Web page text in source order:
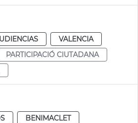
VALENCIA
PARTICIPACIÓ CIUTADANA
BENIMACLET